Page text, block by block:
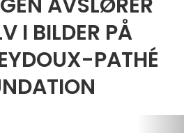
I BILDER PÅ
PATHÉ